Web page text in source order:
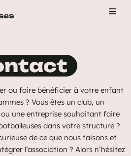
ou faire bénéficier à votre enfant
? Vous êtes un club, un
une entreprise souhaitant faire
dans votre structure ?
de ce que nous faisons et
l’association ? Alors n’hésitez